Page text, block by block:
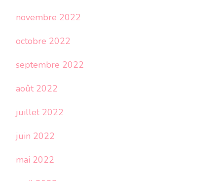
novembre 2022
octobre 2022
septembre 2022
août 2022
juillet 2022
juin 2022
mai 2022